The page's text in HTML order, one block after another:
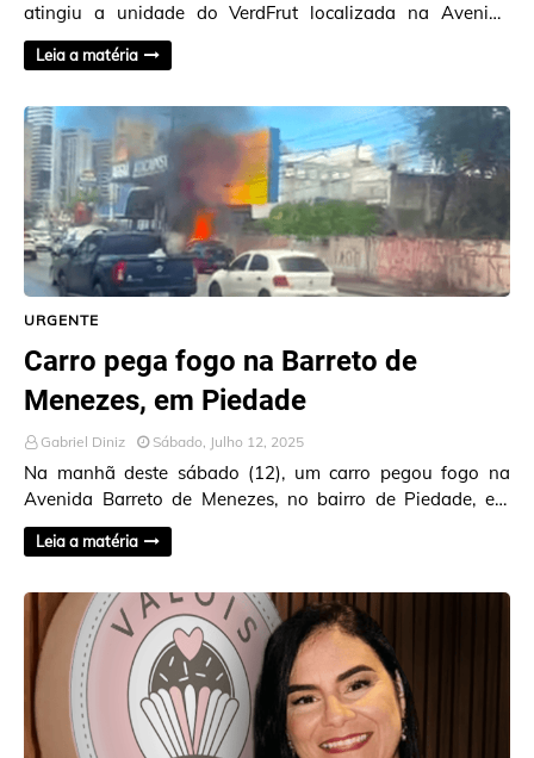
atingiu a unidade do VerdFrut localizada na Avenida
Bernardo Vieira de Melo, no bairro de Piedade, …
Leia a matéria
URGENTE
Carro pega fogo na Barreto de
Menezes, em Piedade
Gabriel Diniz Sábado, Julho 12, 2025
Na manhã deste sábado (12), um carro pegou fogo na
Avenida Barreto de Menezes, no bairro de Piedade, em
Jaboatão dos Guararapes, nas proximidades do …
Leia a matéria